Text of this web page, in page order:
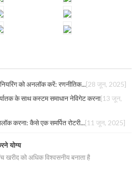
को अनलॉक करें: रणनीतिक...[28 जून, 2025]
के साथ कस्टम समाधान नेविगेट करना[13 जून,
करना: कैसे एक समर्पित रोटरी...[11 जून, 2025]
योग्य
खरीद को अधिक विश्वसनीय बनाता है